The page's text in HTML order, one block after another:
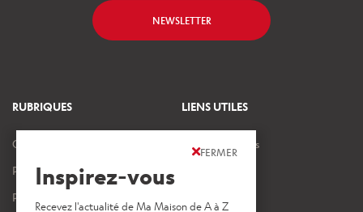
FERMER
Inspirez-vous
NEWSLETTER
RUBRIQUES
Ouvrages et travaux
Projets intérieurs
Projets extérieurs
LIENS UTILES
Mentions légales